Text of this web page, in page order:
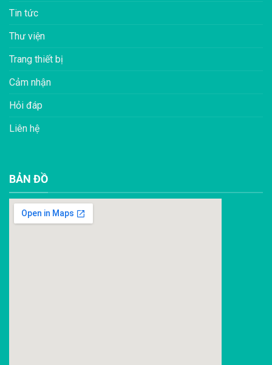
Tin tức
Thư viện
Trang thiết bị
Cảm nhận
Hỏi đáp
Liên hệ
BẢN ĐỒ